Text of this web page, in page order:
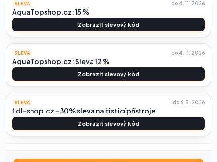
SLEVA do 4. 11. 2026
AquaTopshop.cz: 15 %
Zobrazit slevový kód
SLEVA do 4. 11. 2026
AquaTopshop.cz: Sleva 12 %
Zobrazit slevový kód
SLEVA do 6. 8. 2026
lidl-shop.cz – 30% sleva na čisticí přístroje
Zobrazit slevový kód